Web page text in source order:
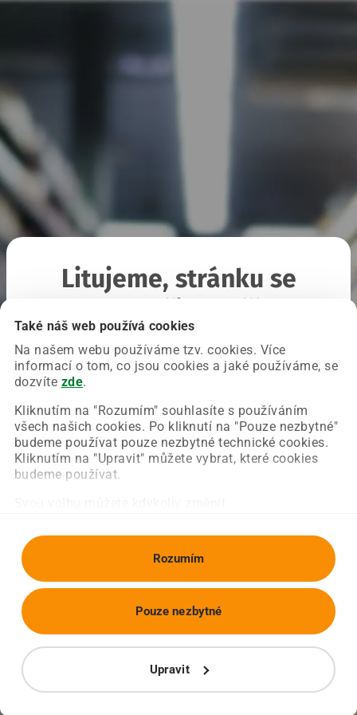
Také náš web používá cookies
Na našem webu používáme tzv. cookies. Více
informací o tom, co jsou cookies a jaké používáme, se
dozvíte zde.
Kliknutím na "Rozumím" souhlasíte s používáním
všech našich cookies. Po kliknutí na "Pouze nezbytné"
budeme používat pouze nezbytné technické cookies.
Kliknutím na "Upravit" můžete vybrat, které cookies
budeme používat.
Rozumím
Upravit
Pouze nezbytné
Litujeme, stránku se
Chyba nastala na naší straně a už ji opravujeme.
Zkuste prosím znovu načíst požadovanou stránku.
Obnovit stránku Úvodní strana